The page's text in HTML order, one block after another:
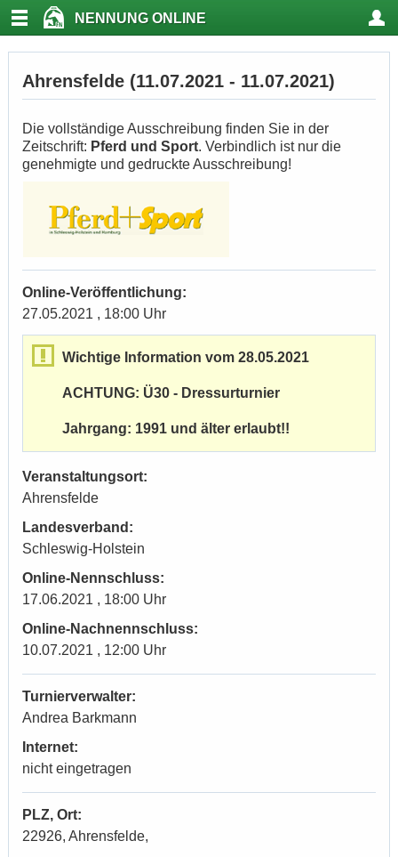
NENNUNG ONLINE
Ahrensfelde (11.07.2021 - 11.07.2021)
Die vollständige Ausschreibung finden Sie in der
Zeitschrift: Pferd und Sport. Verbindlich ist nur die
genehmigte und gedruckte Ausschreibung!
Online-Veröffentlichung:
27.05.2021 , 18:00 Uhr
Wichtige Information vom 28.05.2021
ACHTUNG: Ü30 - Dressurturnier
Jahrgang: 1991 und älter erlaubt!!
Veranstaltungsort:
Ahrensfelde
Landesverband:
Schleswig-Holstein
Online-Nennschluss:
17.06.2021 , 18:00 Uhr
Online-Nachnennschluss:
10.07.2021 , 12:00 Uhr
Turnierverwalter:
Andrea Barkmann
Internet:
nicht eingetragen
PLZ, Ort:
22926, Ahrensfelde,